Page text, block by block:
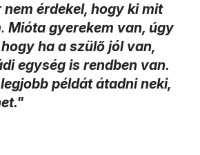
érdekel, hogy ki mit
. Mióta gyerekem van, úgy
ha a szülő jól van,
egység is rendben van.
példát átadni neki,